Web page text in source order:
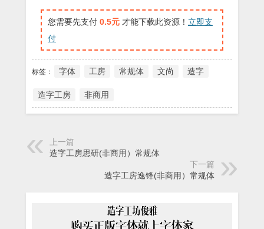
您需要先支付 0.5元 才能下载此资源！ 立即支
付
标签： 字体 工房 常规体 文尚 造字
造字工房 非商用
上一篇
造字工房思研(非商用）常规体
下一篇
造字工房逸锋(非商用）常规体